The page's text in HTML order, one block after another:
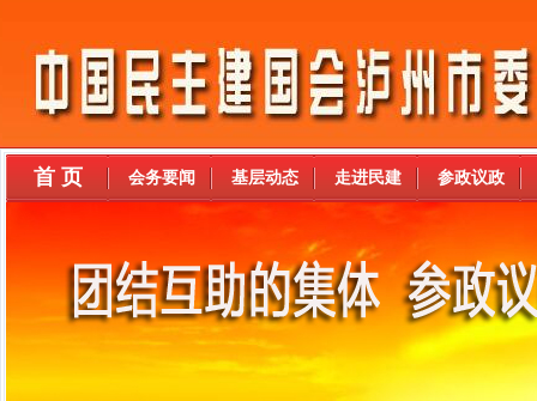
首 页 会务要闻 基层动态 走进民建 参政议政